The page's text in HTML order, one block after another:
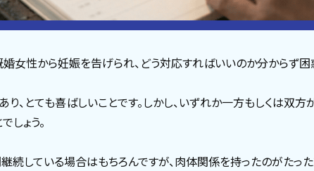
女性から妊娠を告げられ、どう対応すればいいのか分からず困
、とても喜ばしいことです。しかし、いずれか一方もしくは双
しょう。
している場合はもちろんですが、肉体関係を持ったのがたっ